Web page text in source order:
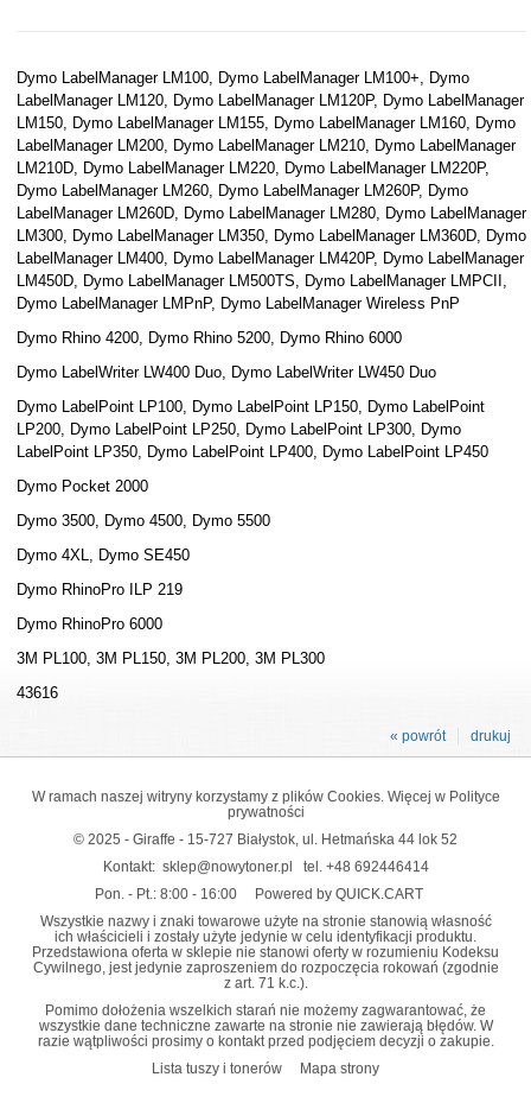
Dymo LabelManager LM100, Dymo LabelManager LM100+, Dymo
LabelManager LM120, Dymo LabelManager LM120P, Dymo LabelManager
LM150, Dymo LabelManager LM155, Dymo LabelManager LM160, Dymo
LabelManager LM200, Dymo LabelManager LM210, Dymo LabelManager
LM210D, Dymo LabelManager LM220, Dymo LabelManager LM220P,
Dymo LabelManager LM260, Dymo LabelManager LM260P, Dymo
LabelManager LM260D, Dymo LabelManager LM280, Dymo LabelManager
LM300, Dymo LabelManager LM350, Dymo LabelManager LM360D, Dymo
LabelManager LM400, Dymo LabelManager LM420P, Dymo LabelManager
LM450D, Dymo LabelManager LM500TS, Dymo LabelManager LMPCII,
Dymo LabelManager LMPnP, Dymo LabelManager Wireless PnP
Dymo Rhino 4200, Dymo Rhino 5200, Dymo Rhino 6000
Dymo LabelWriter LW400 Duo, Dymo LabelWriter LW450 Duo
Dymo LabelPoint LP100, Dymo LabelPoint LP150, Dymo LabelPoint
LP200, Dymo LabelPoint LP250, Dymo LabelPoint LP300, Dymo
LabelPoint LP350, Dymo LabelPoint LP400, Dymo LabelPoint LP450
Dymo Pocket 2000
Dymo 3500, Dymo 4500, Dymo 5500
Dymo 4XL, Dymo SE450
Dymo RhinoPro ILP 219
Dymo RhinoPro 6000
3M PL100, 3M PL150, 3M PL200, 3M PL300
43616
drukuj
« powrót
W ramach naszej witryny korzystamy z plików Cookies. Więcej w Polityce
prywatności
© 2025 - Giraffe - 15-727 Białystok, ul. Hetmańska 44 lok 52
Kontakt: sklep@nowytoner.pl tel. +48 692446414
Pon. - Pt.: 8:00 - 16:00
Powered by QUICK.CART
Wszystkie nazwy i znaki towarowe użyte na stronie stanowią własność
ich właścicieli i zostały użyte jedynie w celu identyfikacji produktu.
Przedstawiona oferta w sklepie nie stanowi oferty w rozumieniu Kodeksu
Cywilnego, jest jedynie zaproszeniem do rozpoczęcia rokowań (zgodnie
z art. 71 k.c.).
Pomimo dołożenia wszelkich starań nie możemy zagwarantować, że
wszystkie dane techniczne zawarte na stronie nie zawierają błędów. W
razie wątpliwości prosimy o kontakt przed podjęciem decyzji o zakupie.
Lista tuszy i tonerów
Mapa strony